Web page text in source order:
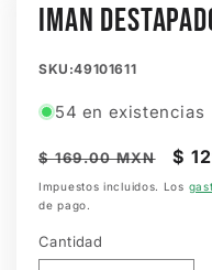
modal
IMAN
SKU:
SKU:49101611
54 en existencias
Precio
habitual
$ 169.00 MXN
de
$
Impuestos incluidos. Los
de pago.
Cantidad
Cantidad